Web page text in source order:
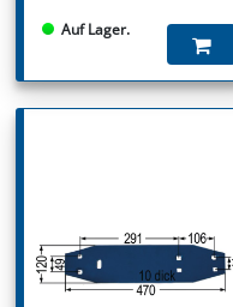
Auf Lager.